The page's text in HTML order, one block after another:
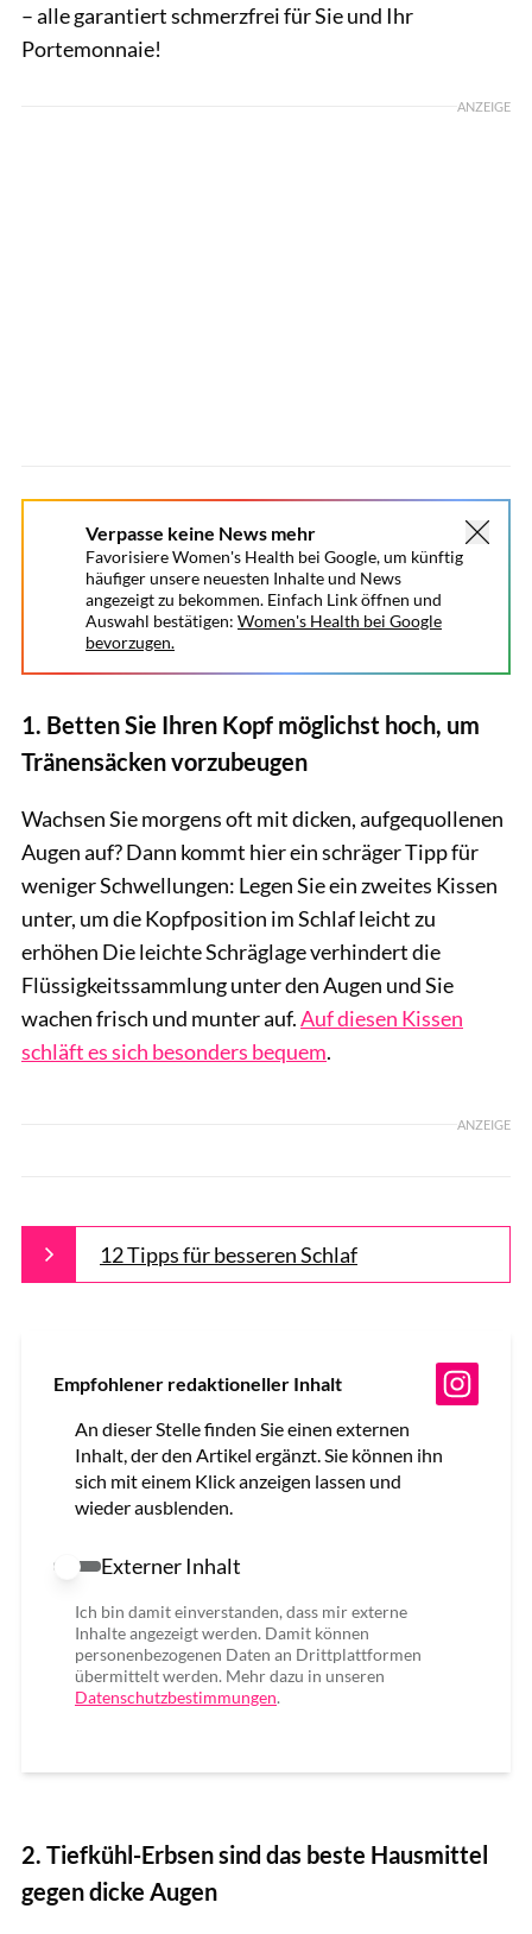
– alle garantiert schmerzfrei für Sie und Ihr
Portemonnaie!
ANZEIGE
Verpasse keine News mehr
Favorisiere Women's Health bei Google, um künftig
häufiger unsere neuesten Inhalte und News
angezeigt zu bekommen. Einfach Link öffnen und
Auswahl bestätigen: Women's Health bei Google
bevorzugen.
1. Betten Sie Ihren Kopf möglichst hoch, um
Tränensäcken vorzubeugen
Wachsen Sie morgens oft mit dicken, aufgequollenen
Augen auf? Dann kommt hier ein schräger Tipp für
weniger Schwellungen: Legen Sie ein zweites Kissen
unter, um die Kopfposition im Schlaf leicht zu
erhöhen Die leichte Schräglage verhindert die
Flüssigkeitssammlung unter den Augen und Sie
wachen frisch und munter auf.Auf diesen Kissen
schläft es sich besonders bequem.
ANZEIGE
12 Tipps für besseren Schlaf
Empfohlener redaktioneller Inhalt
An dieser Stelle finden Sie einen externen
Inhalt, der den Artikel ergänzt. Sie können ihn
sich mit einem Klick anzeigen lassen und
wieder ausblenden.
Externer Inhalt erlauben
Externer Inhalt
Ich bin damit einverstanden, dass mir externe
Inhalte angezeigt werden. Damit können
personenbezogenen Daten an Drittplattformen
übermittelt werden. Mehr dazu in unseren
Datenschutzbestimmungen.
2. Tiefkühl-Erbsen sind das beste Hausmittel
gegen dicke Augen